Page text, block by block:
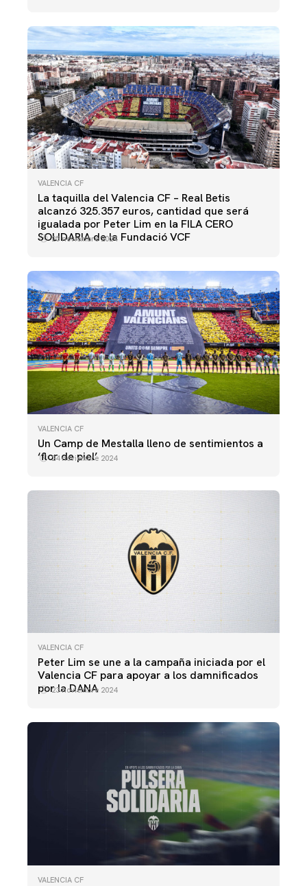
VALENCIA CF
La taquilla del Valencia CF – Real Betis
alcanzó 325.357 euros, cantidad que será
igualada por Peter Lim en la FILA CERO
SOLIDARIA de la Fundació VCF
25 noviembre 2024
VALENCIA CF
Un Camp de Mestalla lleno de sentimientos a
‘flor de piel’
24 noviembre 2024
VALENCIA CF
Peter Lim se une a la campaña iniciada por el
Valencia CF para apoyar a los damnificados
por la DANA
23 noviembre 2024
VALENCIA CF